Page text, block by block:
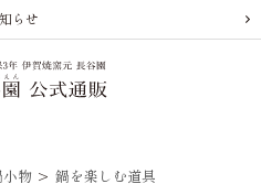
らせ
物 > 鍋を楽しむ道具